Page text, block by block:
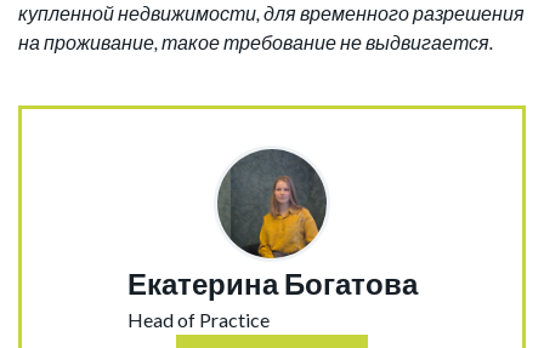
купленной недвижимости, для временного разрешения
на проживание, такое требование не выдвигается.
Екатерина Богатова
Head of Practice